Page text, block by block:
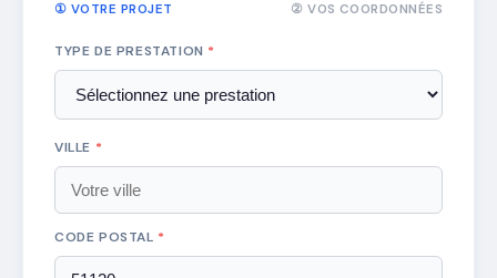
① VOTRE PROJET ② VOS COORDONNÉES
TYPE DE PRESTATION *
VILLE *
CODE POSTAL *